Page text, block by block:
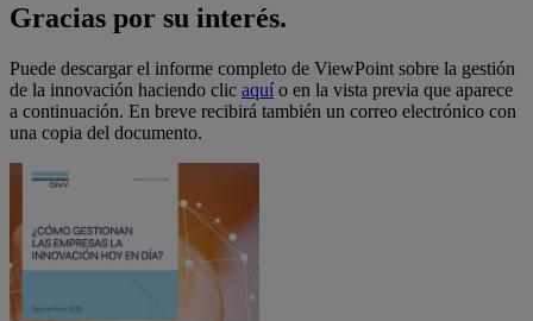
Gracias por su interés.
Puede descargar el informe completo de ViewPoint sobre la gestión
de la innovación haciendo clic aquí o en la vista previa que aparece
a continuación. En breve recibirá también un correo electrónico con
una copia del documento.